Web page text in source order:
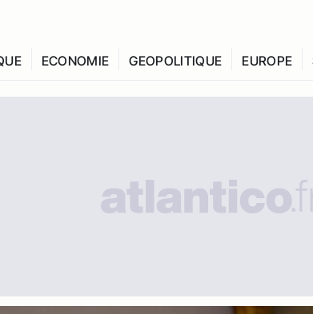
ECONOMIE GEOPOLITIQUE EUROPE